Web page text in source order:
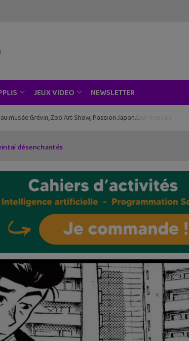
JEUX VIDEO NEWSLETTER
musée Grévin, Zoo Art Show, Passion Japon…
désenchantés